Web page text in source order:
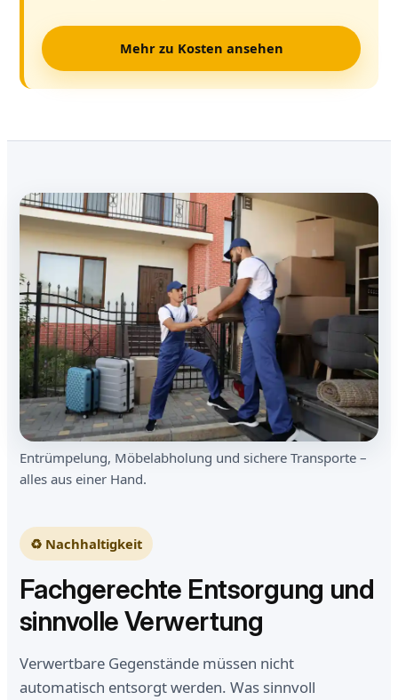
Mehr zu Kosten ansehen
Entrümpelung, Möbelabholung und sichere Transporte –
alles aus einer Hand.
♻️ Nachhaltigkeit
Fachgerechte Entsorgung und
sinnvolle Verwertung
Verwertbare Gegenstände müssen nicht
automatisch entsorgt werden. Was sinnvoll